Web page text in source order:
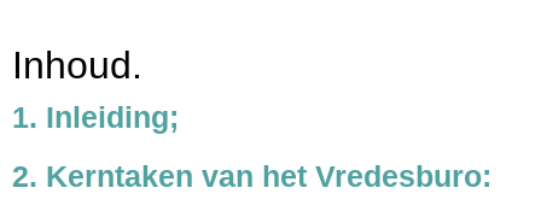
Inhoud.
1. Inleiding;
2. Kerntaken van het Vredesburo: